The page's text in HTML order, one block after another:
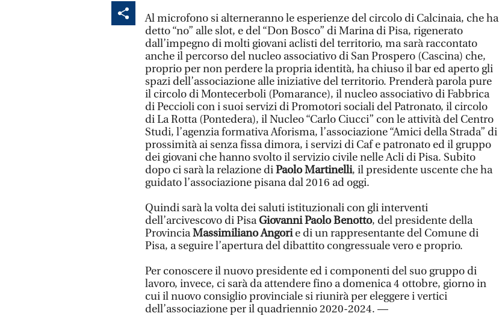
Al microfono si alterneranno le esperienze del circolo di Calcinaia, che ha
detto “no” alle slot, e del “Don Bosco” di Marina di Pisa, rigenerato
dall’impegno di molti giovani aclisti del territorio, ma sarà raccontato
anche il percorso del nucleo associativo di San Prospero (Cascina) che,
proprio per non perdere la propria identità, ha chiuso il bar ed aperto gli
spazi dell’associazione alle iniziative del territorio. Prenderà parola pure
il circolo di Montecerboli (Pomarance), il nucleo associativo di Fabbrica
di Peccioli con i suoi servizi di Promotori sociali del Patronato, il circolo
di La Rotta (Pontedera), il Nucleo “Carlo Ciucci” con le attività del Centro
Studi, l’agenzia formativa Aforisma, l’associazione “Amici della Strada” di
prossimità ai senza fissa dimora, i servizi di Caf e patronato ed il gruppo
dei giovani che hanno svolto il servizio civile nelle Acli di Pisa. Subito
dopo ci sarà la relazione diPaolo Martinelli, il presidente uscente che ha
guidato l’associazione pisana dal 2016 ad oggi.
Quindi sarà la volta dei saluti istituzionali con gli interventi
dell’arcivescovo di PisaGiovanni Paolo Benotto, del presidente della
ProvinciaMassimiliano Angorie di un rappresentante del Comune di
Pisa, a seguire l’apertura del dibattito congressuale vero e proprio.
Per conoscere il nuovo presidente ed i componenti del suo gruppo di
lavoro, invece, ci sarà da attendere fino a domenica 4 ottobre, giorno in
cui il nuovo consiglio provinciale si riunirà per eleggere i vertici
dell’associazione per il quadriennio 2020-2024. —